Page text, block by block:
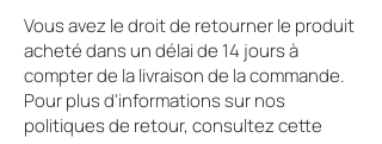
Vous avez le droit de retourner le produit
acheté dans un délai de 14 jours à
compter de la livraison de la commande.
Pour plus d'informations sur nos
politiques de retour, consultez cette